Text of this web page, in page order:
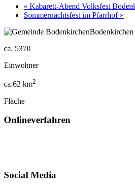
« Kabarett-Abend Volksfest
Sommernachtsfest im Pfarrhof »
Bodenkirchen
ca. 5370
Einwohner
ca.62 km2
Fläche
Onlineverfahren
Social Media